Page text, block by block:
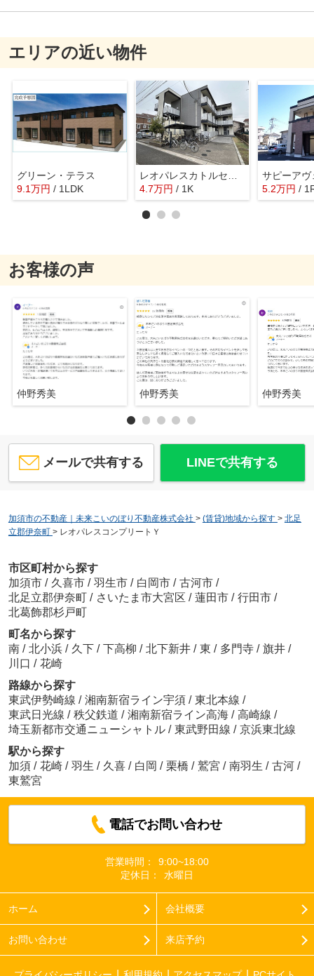
エリアの近い物件
グリーン・テラス
9.1万円 / 1LDK
レオパレスカトルセゾン伊奈
4.7万円 / 1K
サピーアヴ
5.2万円 /
お客様の声
仲野秀美 仲野秀美 仲野秀美
メールで共有する LINEで共有する
加須市の不動産｜未来こいのぼり不動産株式会社 > (賃貸)地域から探す > 北足
立郡伊奈町 > レオパレスコンプリートＹ
市区町村から探す
加須市 / 久喜市 / 羽生市 / 白岡市 / 古河市 /
北足立郡伊奈町 / さいたま市大宮区 / 蓮田市 / 行田市 /
北葛飾郡杉戸町
町名から探す
南 / 北小浜 / 久下 / 下高柳 / 北下新井 / 東 / 多門寺 / 旗井 /
川口 / 花崎
路線から探す
東武伊勢崎線 / 湘南新宿ライン宇須 / 東北本線 /
東武日光線 / 秩父鉄道 / 湘南新宿ライン高海 / 高崎線 /
埼玉新都市交通ニューシャトル / 東武野田線 / 京浜東北線
駅から探す
加須 / 花崎 / 羽生 / 久喜 / 白岡 / 栗橋 / 鷲宮 / 南羽生 / 古河 /
東鷲宮
電話でお問い合わせ
営業時間：
9:00~18:00
定休日：
水曜日
ホーム 会社概要
お問い合わせ 来店予約